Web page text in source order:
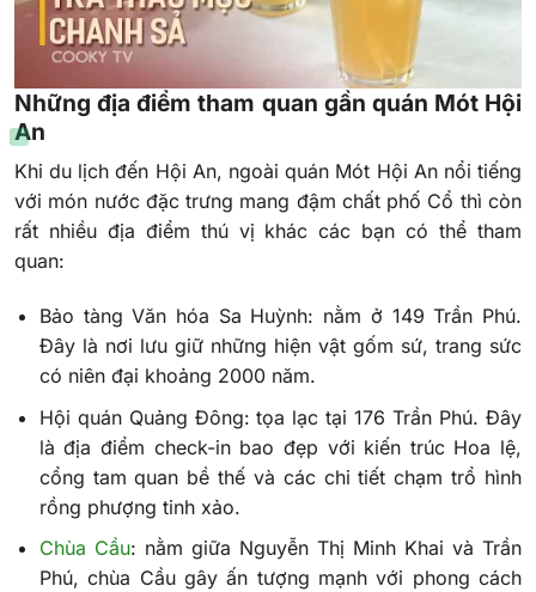
Những địa điểm tham quan gần quán Mót Hội
An
Khi du lịch đến Hội An, ngoài quán Mót Hội An nổi tiếng
với món nước đặc trưng mang đậm chất phố Cổ thì còn
rất nhiều địa điểm thú vị khác các bạn có thể tham
quan:
Bảo tàng Văn hóa Sa Huỳnh: nằm ở 149 Trần Phú.
Đây là nơi lưu giữ những hiện vật gốm sứ, trang sức
có niên đại khoảng 2000 năm.
Hội quán Quảng Đông: tọa lạc tại 176 Trần Phú. Đây
là địa điểm check-in bao đẹp với kiến trúc Hoa lệ,
cổng tam quan bề thế và các chi tiết chạm trổ hình
rồng phượng tinh xảo.
Chùa Cầu: nằm giữa Nguyễn Thị Minh Khai và Trần
Phú, chùa Cầu gây ấn tượng mạnh với phong cách